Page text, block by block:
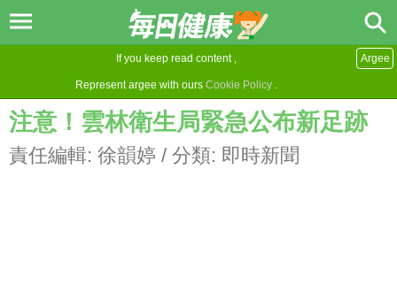
If you keep read content ,
Represent argee with ours Cookie Policy .
Argee
注意！雲林衛生局緊急公布新足跡
責任編輯: 徐韻婷 / 分類: 即時新聞